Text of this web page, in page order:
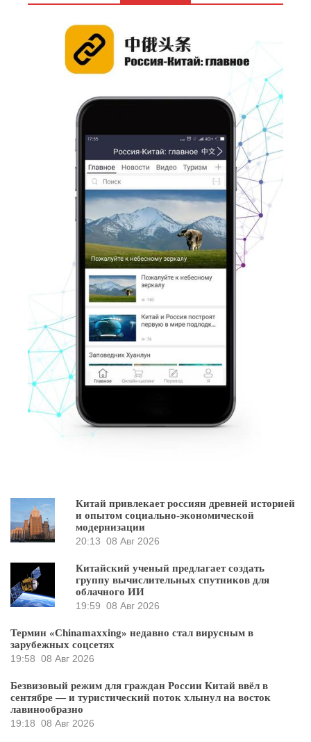
Китай привлекает россиян древней историей
и опытом социально-экономической
модернизации
20:13 08 Авг 2026
Китайский ученый предлагает создать
группу вычислительных спутников для
облачного ИИ
19:59 08 Авг 2026
Термин «Chinamaxxing» недавно стал вирусным в
зарубежных соцсетях
19:58 08 Авг 2026
Безвизовый режим для граждан России Китай ввёл в
сентябре — и туристический поток хлынул на восток
лавинообразно
19:18 08 Авг 2026